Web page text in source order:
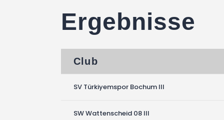
Ergebnisse
Club
SV Türkiyemspor Bochum III
SW Wattenscheid 08 III